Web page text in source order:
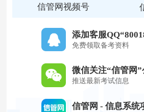
信管网视频号
添加客服
免费领取备考资料
微信关注“信管网
推送最新考试信息
信管网 - 信息系统